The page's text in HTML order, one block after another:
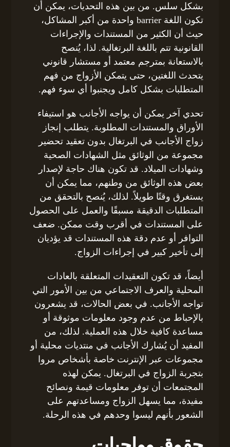
بشكل سلس. من بين هذه التحديات، يمكن أن
تكون اللغة barrier واحدة من أكبر المشاكل،
حيث أن الكثير من المستندات والإجراءات
القانونية تتم باللغة البرتغالية. لذا، يُنصح
بالاستعانة بمترجم معتمد أو مستشار قانوني
يتحدث اللغتين، حتى يتمكن الأزواج من فهم
المتطلبات بشكل كامل ويجنبوا أي سوء فهم.
تحدي آخر يمكن أن يواجه الأجانب هو استيفاء
الأوراق والمستندات المطلوبة. يتطلب إنجاز
زواج الأجانب في البرتغال بدون تعقيد تحضير
مجموعة من الوثائق مثل الشهادات الصحية
وشهادات الميلاد. قد تكون هناك حاجة لإصدار
بعض هذه الوثائق من وطنهم، مما يمكن أن
يستغرق وقتًا طويلاً. لذلك، يُنصح بالتحقق من
المتطلبات الدقيقة مسبقًا والعمل على الحصول
على المستندات في أقرب وقت ممكن. ضعف
التوافر أو عدم دقة هذه المستندات قد يؤديان
إلى تأخير كبير في إجراءات الزواج.
أيضاً، قد تكون التعقيدات المتعلقة بالعادات
المحلية والعرف الاجتماعي من بين الأمور التي
تواجه الأجانب. في بعض الحالات، قد يشعرون
بالإحباط من عدم وجود معلومات موثوقة أو
مساعدة كافية خلال هذه العملية. لذلك، من
المفيد أن يُشارك الأجانب في منتديات محلية أو
مجموعات عبر الإنترنت خاصة بأشخاص مروا
بتجربة الزواج في البرتغال. يمكن لهذه
المجتمعات أن توفر معلومات قيمة ونصائح
مفيدة، مما يسهل الزواج ومساعدتهم على
الشعور بأنهم ليسوا وحدهم في هذه الرحلة.